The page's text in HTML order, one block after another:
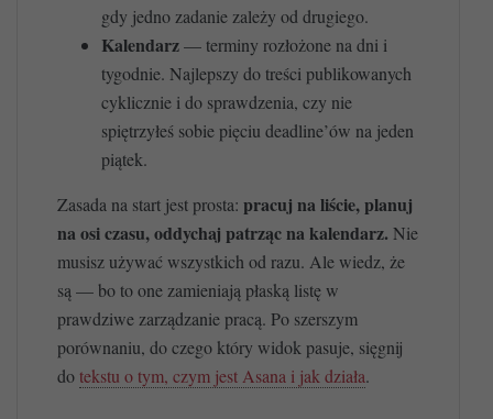
gdy jedno zadanie zależy od drugiego.
Kalendarz— terminy rozłożone na dni i
tygodnie. Najlepszy do treści publikowanych
cyklicznie i do sprawdzenia, czy nie
spiętrzyłeś sobie pięciu deadline’ów na jeden
piątek.
Zasada na start jest prosta: pracuj na liście, planuj
na osi czasu, oddychaj patrząc na kalendarz. Nie
musisz używać wszystkich od razu. Ale wiedz, że
są — bo to one zamieniają płaską listę w
prawdziwe zarządzanie pracą. Po szerszym
porównaniu, do czego który widok pasuje, sięgnij
dotekstu o tym, czym jest Asana i jak działa.